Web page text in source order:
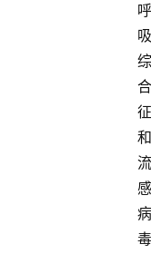
呼
吸
综
合
征
和
流
感
病
毒